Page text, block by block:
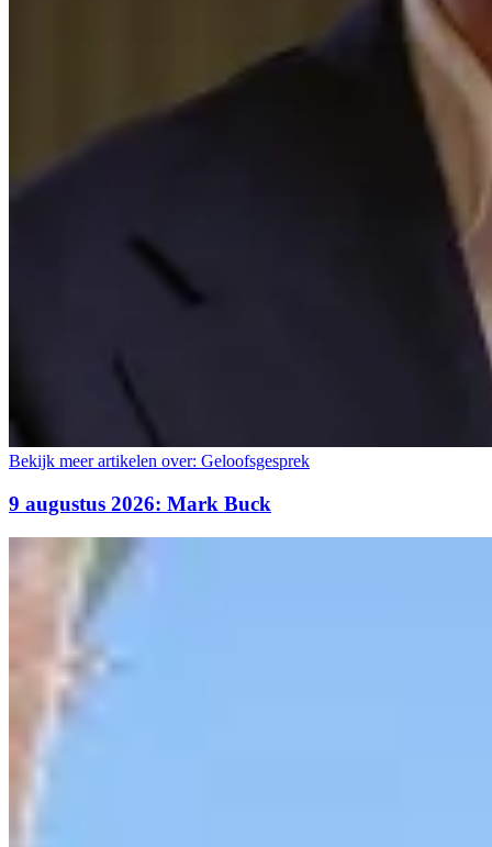
Bekijk meer artikelen over: Geloofsgesprek
9 augustus 2026: Mark Buck